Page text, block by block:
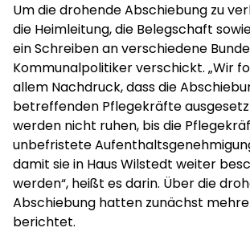
Um die drohende Abschiebung zu
die Heimleitung, die Belegschaft
ein Schreiben an verschiedene
Kommunalpolitiker verschickt. „Wir
allem Nachdruck, dass die
betreffenden Pflegekräfte
werden nicht ruhen, bis die
unbefristete
damit sie in Haus Wilstedt weiter
werden“, heißt es darin. Über die
Abschiebung hatten zunächst
berichtet.